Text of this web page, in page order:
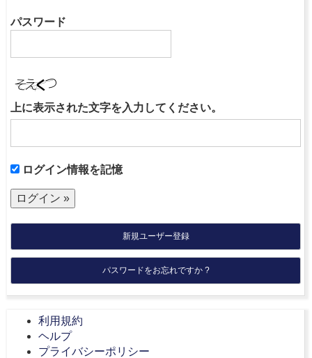
パスワード
上に表示された文字を入力してください。
ログイン情報を記憶
新規ユーザー登録
パスワードをお忘れですか ?
利用規約
ヘルプ
プライバシーポリシー